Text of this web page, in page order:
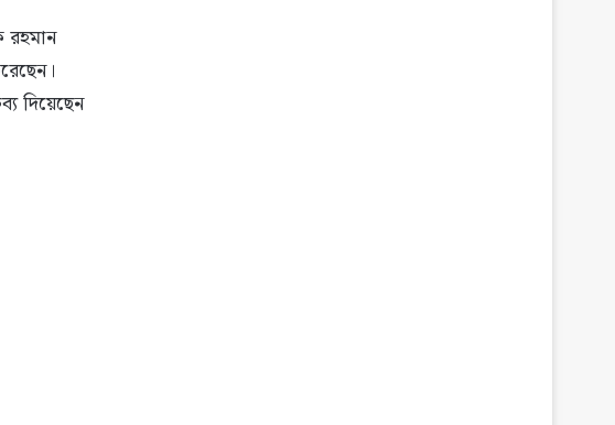
রহমান
দিয়েছেন